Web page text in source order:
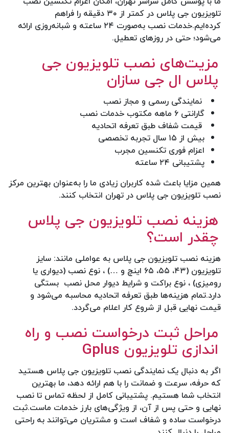
تلویزیون جی پلاس در کمتر از ۳۰ دقیقه را فراهم
کرده‌ایم.خدمات نصب به‌صورت ۲۴ ساعته و شبانه‌روزی ارائه
می‌شود؛ حتی در روزهای تعطیل.
مزیت‌های نصب تلویزیون جی
پلاس ال جی سازان
نمایندگی رسمی و مجاز نصب
گارانتی ۶ ماهه مکتوب خدمات نصب
قیمت شفاف طبق تعرفه اتحادیه
بیش از ۱۵ سال تجربه تخصصی
اعزام فوری تکنسین مجرب
پشتیبانی ۲۴ ساعته
همین مزایا باعث شده کاربران زیادی ما را به‌عنوان بهترین مرکز
نصب تلویزیون جی پلاس در تهران انتخاب کنند.
هزینه نصب تلویزیون جی پلاس
چقدر است؟
هزینه نصب تلویزیون جی پلاس به عواملی مانند: سایز
تلویزیون (۴۳، ۵۵، ۶۵ اینچ و …) ، نوع نصب (دیواری یا
رومیزی) ، نوع براکت و شرایط دیوار محل نصب بستگی
دارد.تمام هزینه‌ها طبق تعرفه اتحادیه محاسبه می‌شود و
قیمت نهایی قبل از شروع کار اعلام می‌گردد.
مراحل ثبت درخواست نصب و راه‌
اندازی تلویزیون Gplus
اگر به دنبال یک نمایندگی نصب تلویزیون جی پلاس هستید
که حرفه، سرعت و ضمانت را با هم ارائه دهد، ما بهترین
انتخاب شما هستیم. پشتیبانی کامل از لحظه تماس تا نصب
نهایی و حتی پس از آن، از ویژگی‌های بارز خدمات ماست.ثبت
درخواست ساده و شفاف است و مشتریان می‌توانند به راحتی